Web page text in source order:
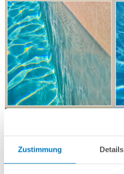
Zustimmung Details